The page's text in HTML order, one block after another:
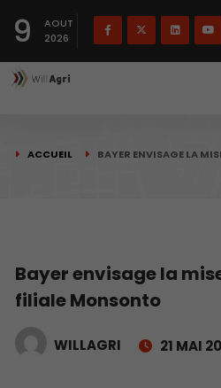
9
AOUT
2026
ACCUEIL BAYER ENVISAGE LA
Bayer envisage la
filiale Monsonto
WILLAGRI 21 MAI
Français